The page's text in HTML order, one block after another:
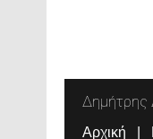
Δημήτρης
Αρχική